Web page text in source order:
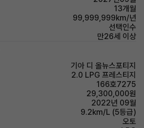
13개월
99,999,999km/년
선택인수
만26세 이상
기아 디 올뉴스포티지
2.0 LPG 프레스티지
166호7275
29,300,000원
2022년 09월
9.2km/L (5등급)
오토